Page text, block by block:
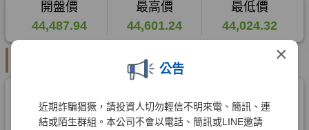
×
公告
近期詐騙猖獗，請投資人切勿輕信不明來電、簡訊、連
結或陌生群組。本公司不會以電話、簡訊或LINE邀請